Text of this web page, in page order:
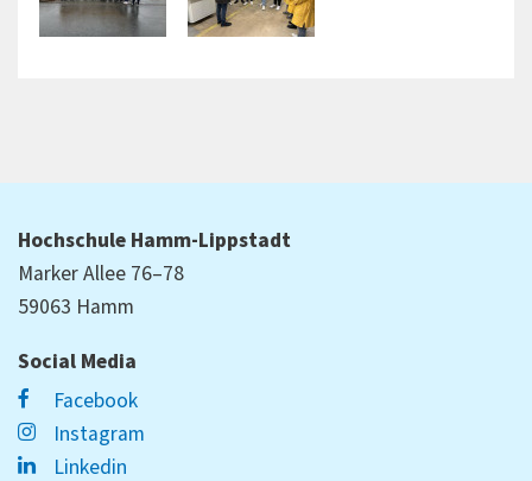
Hochschule Hamm-Lippstadt
Marker Allee 76–78
59063 Hamm
Social Media
Facebook
Instagram
Linkedin